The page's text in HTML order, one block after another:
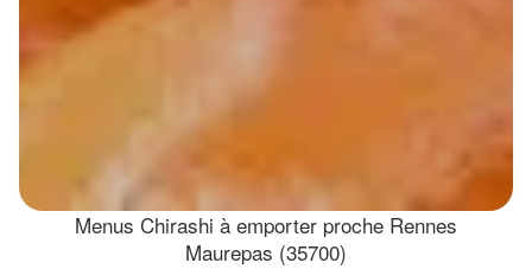
Menus Chirashi à emporter proche Rennes
Maurepas (35700)